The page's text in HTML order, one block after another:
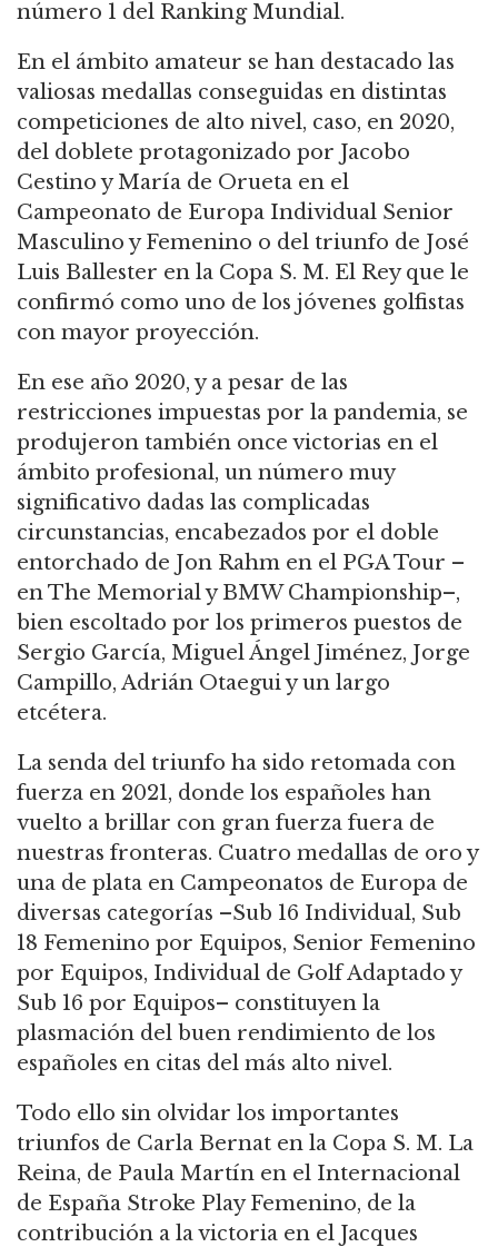
número 1 del Ranking Mundial.
En el ámbito amateur se han destacado las
valiosas medallas conseguidas en distintas
competiciones de alto nivel, caso, en 2020,
del doblete protagonizado por Jacobo
Cestino y María de Orueta en el
Campeonato de Europa Individual Senior
Masculino y Femenino o del triunfo de José
Luis Ballester en la Copa S. M. El Rey que le
confirmó como uno de los jóvenes golfistas
con mayor proyección.
En ese año 2020, y a pesar de las
restricciones impuestas por la pandemia, se
produjeron también once victorias en el
ámbito profesional, un número muy
significativo dadas las complicadas
circunstancias, encabezados por el doble
entorchado de Jon Rahm en el PGA Tour –
en The Memorial y BMW Championship–,
bien escoltado por los primeros puestos de
Sergio García, Miguel Ángel Jiménez, Jorge
Campillo, Adrián Otaegui y un largo
etcétera.
La senda del triunfo ha sido retomada con
fuerza en 2021, donde los españoles han
vuelto a brillar con gran fuerza fuera de
nuestras fronteras. Cuatro medallas de oro y
una de plata en Campeonatos de Europa de
diversas categorías –Sub 16 Individual, Sub
18 Femenino por Equipos, Senior Femenino
por Equipos, Individual de Golf Adaptado y
Sub 16 por Equipos– constituyen la
plasmación del buen rendimiento de los
españoles en citas del más alto nivel.
Todo ello sin olvidar los importantes
triunfos de Carla Bernat en la Copa S. M. La
Reina, de Paula Martín en el Internacional
de España Stroke Play Femenino, de la
contribución a la victoria en el Jacques